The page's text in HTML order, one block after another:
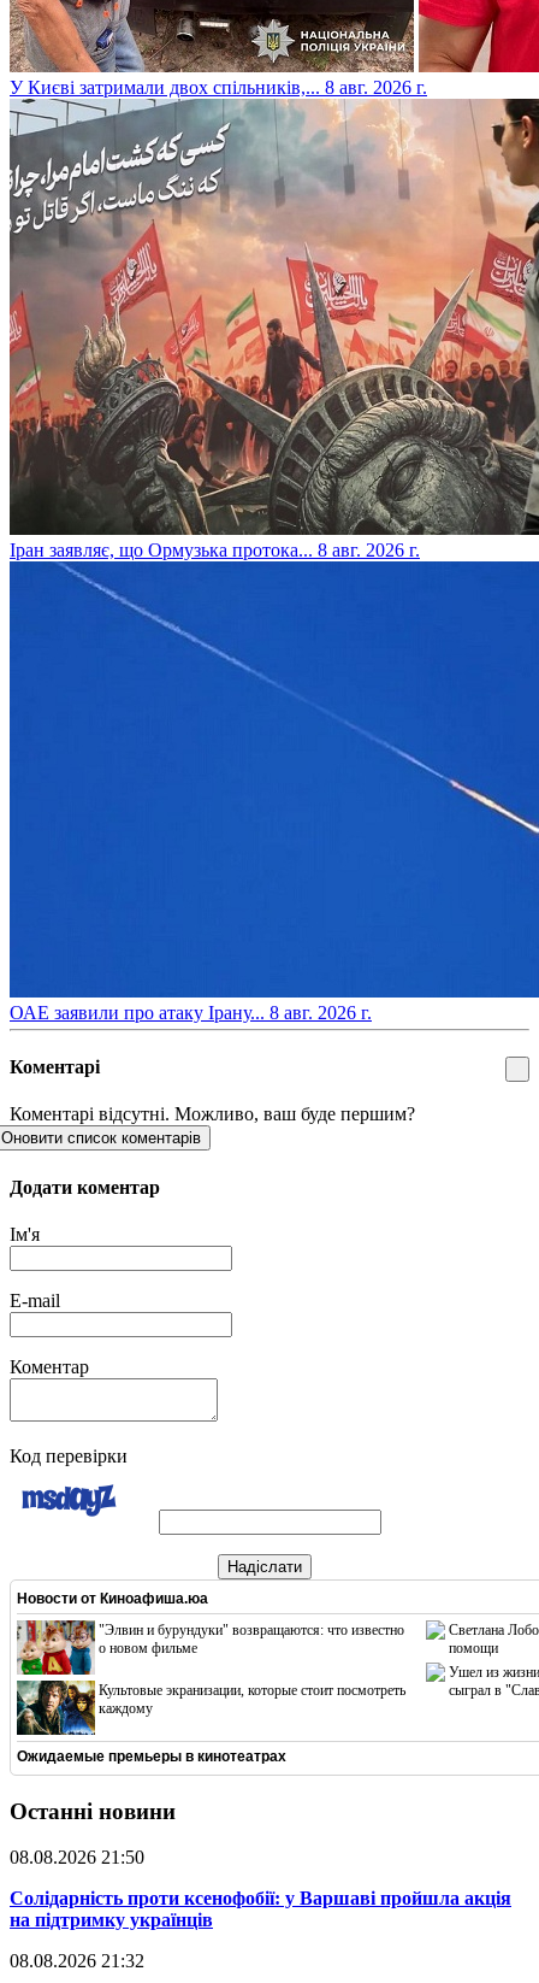
​У Києві затримали двох спільників,... 8 авг. 2026 г.
​Іран заявляє, що Ормузька протока... 8 авг. 2026 г.
​ОАЕ заявили про атаку Ірану... 8 авг. 2026 г.
Коментарі
Коментарі відсутні. Можливо, ваш буде першим?
Оновити список коментарів
Додати коментар
Ім'я
E-mail
Коментар
Код перевірки
Надіслати
Новости от Киноафиша.юа
"Элвин и бурундуки" возвращаются: что известно
о новом фильме
Культовые экранизации, которые стоит посмотреть
каждому
Светлана
помощи
Ушел из жизни
сыграл в
Ожидаемые премьеры в кинотеатрах
Останні новини
08.08.2026 21:50
​Солідарність проти ксенофобії: у Варшаві пройшла акція
на підтримку українців
08.08.2026 21:32